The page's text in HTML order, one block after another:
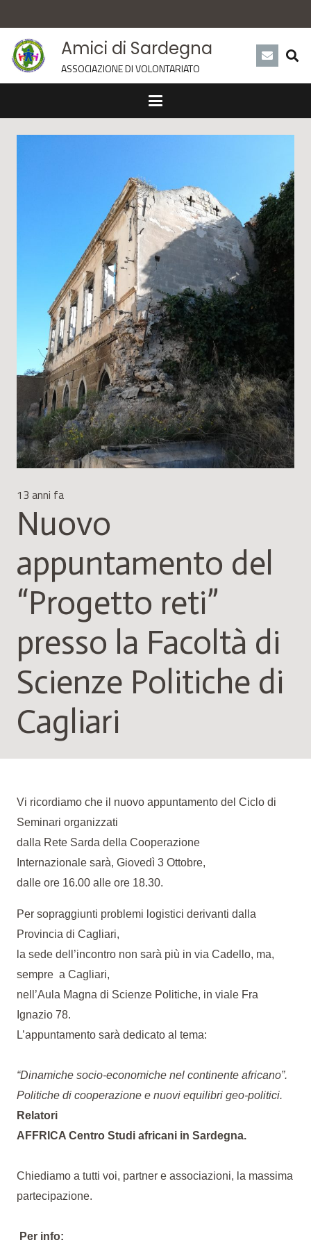
Amici di Sardegna
ASSOCIAZIONE DI VOLONTARIATO
13 anni fa
Nuovo
appuntamento del
“Progetto reti”
presso la Facoltà di
Scienze Politiche di
Cagliari
Vi ricordiamo che il nuovo appuntamento del Ciclo di
Seminari organizzati
dalla Rete Sarda della Cooperazione
Internazionale sarà, Giovedì 3 Ottobre,
dalle ore 16.00 alle ore 18.30.
Per sopraggiunti problemi logistici derivanti dalla
Provincia di Cagliari,
la sede dell’incontro non sarà più in via Cadello, ma,
sempre a Cagliari,
nell’Aula Magna di Scienze Politiche, in viale Fra
Ignazio 78.
L’appuntamento sarà dedicato al tema:
“Dinamiche socio-economiche nel continente africano”.
Politiche di cooperazione e nuovi equilibri geo-politici.
Relatori
A FFRICA Centro Studi africani in Sardegna.
Chiediamo a tutti voi, partner e associazioni, la massima
partecipazione.
Per info: